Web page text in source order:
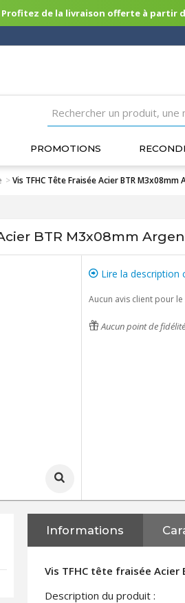
Profitez de la livraison offerte à partir
PROMOTIONS
>Vis TFHC Tête Fraisée Acier BTR M3x08mm
BTR M3x08mm
Lire la description
Aucun avis client pour
Aucun point de
Informations
Vis TFHC tête fraisée Acier
Description du produit :